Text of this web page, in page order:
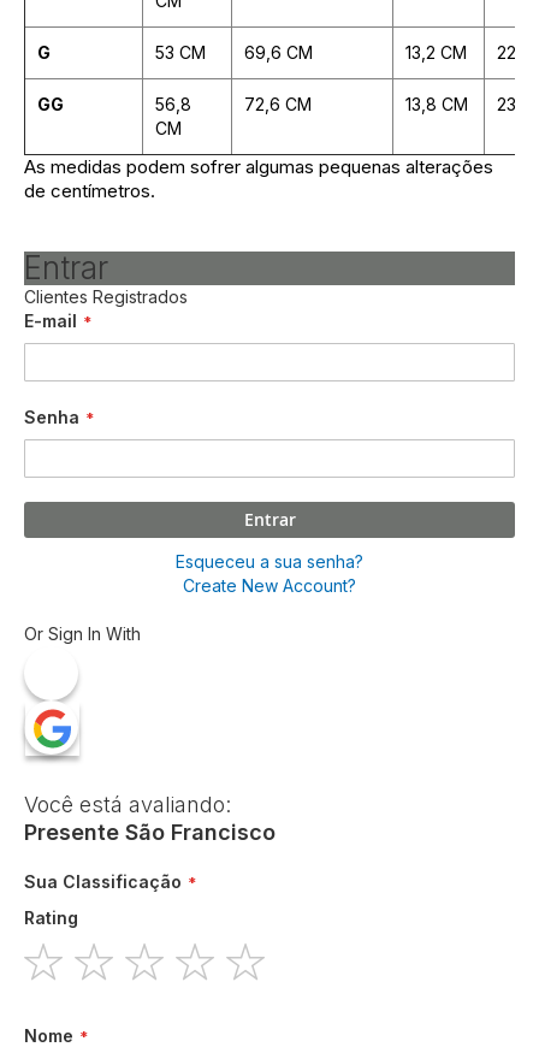
G 53 CM 69,6 CM 13,2 CM 22,2
GG
56,8
CM
72,6 CM 13,8 CM 23,9
As medidas podem sofrer algumas pequenas alterações
de centímetros.
Você está avaliando:
Presente São Francisco
Sua Classificação
Rating
Nome
Entrar
Clientes Registrados
E-mail
Senha
Entrar
Esqueceu a sua senha?
Create New Account?
Or Sign In With